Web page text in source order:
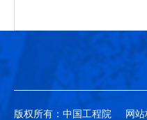
版权所有：中国工程院 网